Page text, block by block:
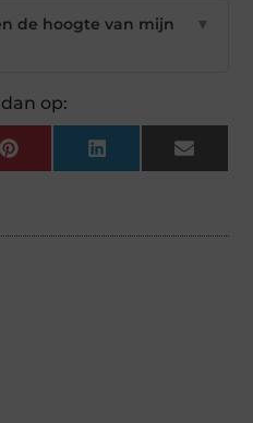
de hoogte van mijn
▼
op:
Pinterest LinkedIn Email